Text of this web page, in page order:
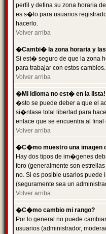
perfil y defina su zona horaria
es s�lo para usuarios
hacerlo.
Volver arriba
�Cambi� la zona horaria y
Si est� seguro de que la zona
para trabajar con estos cambios.
Volver arriba
�Mi idioma no est� en la lista!
�sto se puede deber a que el
si�ntase total libertad para
enlace que se encuentra al
Volver arriba
�C�mo muestro una imagen
Hay dos tipos de im�genes
foro (generalmente son
no. Si es posible usarlos
(seguramente sea un
Volver arriba
�C�mo cambio mi rango?
Por lo general no puede
usuarios (administrador,